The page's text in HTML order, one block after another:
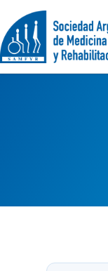
contenido